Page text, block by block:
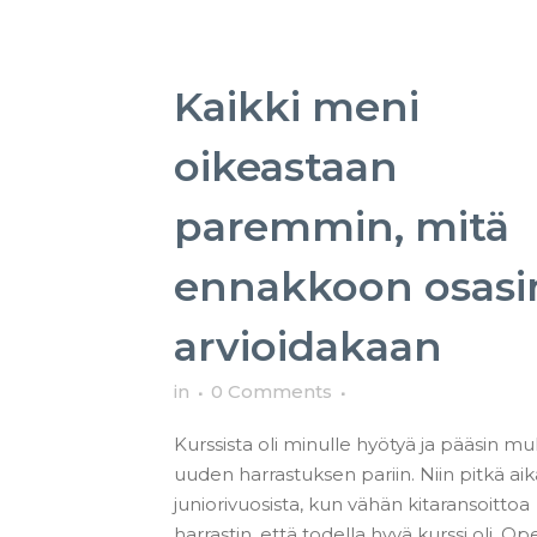
Kaikki meni
oikeastaan
paremmin, mitä
ennakkoon
arvioidakaan
in 0 Comments
Kurssista oli minulle hyötyä ja pääsin
uuden harrastuksen pariin. Niin pitkä
juniorivuosista, kun vähän kitaransoittoa